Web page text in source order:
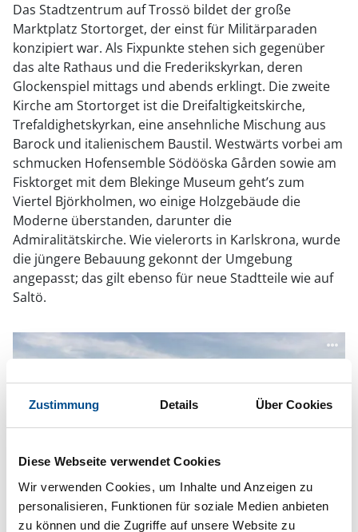
Zustimmung Details Über Cookies
Diese Webseite verwendet Cookies
Wir verwenden Cookies, um Inhalte und Anzeigen zu
personalisieren, Funktionen für soziale Medien anbieten
zu können und die Zugriffe auf unsere Website zu
Das Stadtzentrum auf Trossö bildet der große
Marktplatz Stortorget, der einst für Militärparaden
konzipiert war. Als Fixpunkte stehen sich gegenüber
das alte Rathaus und die Frederikskyrkan, deren
Glockenspiel mittags und abends erklingt. Die zweite
Kirche am Stortorget ist die Dreifaltigkeitskirche,
Trefaldighetskyrkan, eine ansehnliche Mischung aus
Barock und italienischem Baustil. Westwärts vorbei am
schmucken Hofensemble Södööska Gården sowie am
Fisktorget mit dem Blekinge Museum geht’s zum
Viertel Björkholmen, wo einige Holzgebäude die
Moderne überstanden, darunter die
Admiralitätskirche. Wie vielerorts in Karlskrona, wurde
die jüngere Bebauung gekonnt der Umgebung
angepasst; das gilt ebenso für neue Stadtteile wie auf
Saltö.